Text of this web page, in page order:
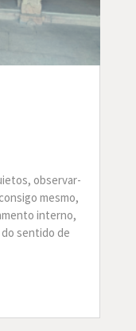
observar-
mesmo,
interno,
sentido de